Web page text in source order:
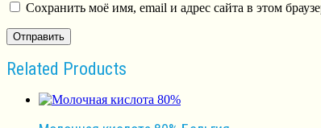
Сохранить моё имя, email и адрес сайта в этом
Related Products